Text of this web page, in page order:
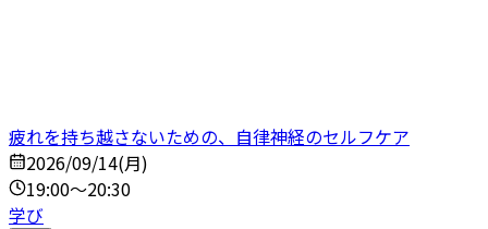
疲れを持ち越さないための、自律神経のセルフケア
2026/09/14(月)
19:00～20:30
学び